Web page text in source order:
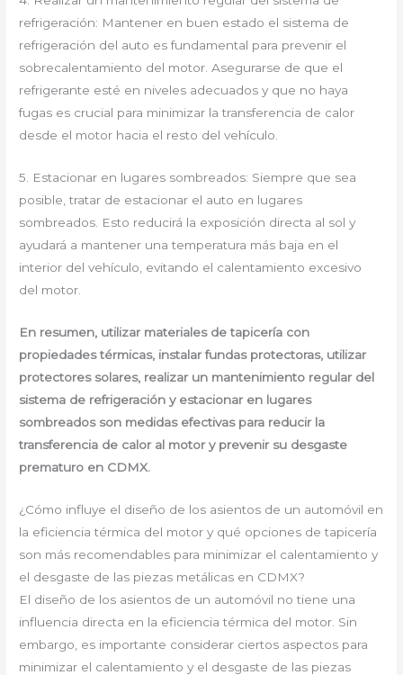
refrigeración: Mantener en buen estado el sistema de
refrigeración del auto es fundamental para prevenir el
sobrecalentamiento del motor. Asegurarse de que el
refrigerante esté en niveles adecuados y que no haya
fugas es crucial para minimizar la transferencia de calor
desde el motor hacia el resto del vehículo.
5. Estacionar en lugares sombreados: Siempre que sea
posible, tratar de estacionar el auto en lugares
sombreados. Esto reducirá la exposición directa al sol y
ayudará a mantener una temperatura más baja en el
interior del vehículo, evitando el calentamiento excesivo
del motor.
En resumen, utilizar materiales de tapicería con
propiedades térmicas, instalar fundas protectoras, utilizar
protectores solares, realizar un mantenimiento regular del
sistema de refrigeración y estacionar en lugares
sombreados son medidas efectivas para reducir la
transferencia de calor al motor y prevenir su desgaste
prematuro en CDMX.
¿Cómo influye el diseño de los asientos de un automóvil en
la eficiencia térmica del motor y qué opciones de tapicería
son más recomendables para minimizar el calentamiento y
el desgaste de las piezas metálicas en CDMX?
El diseño de los asientos de un automóvil no tiene una
influencia directa en la eficiencia térmica del motor. Sin
embargo, es importante considerar ciertos aspectos para
minimizar el calentamiento y el desgaste de las piezas